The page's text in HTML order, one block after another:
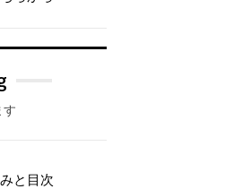
す
と目次